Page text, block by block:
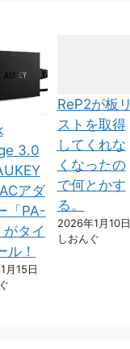
3.0
アダ
「PA-
タイ
ル！
月15日
ReP2が板リ
ストを取得
してくれな
くなったの
で何とかす
る。
2026年1月10日
しおんぐ